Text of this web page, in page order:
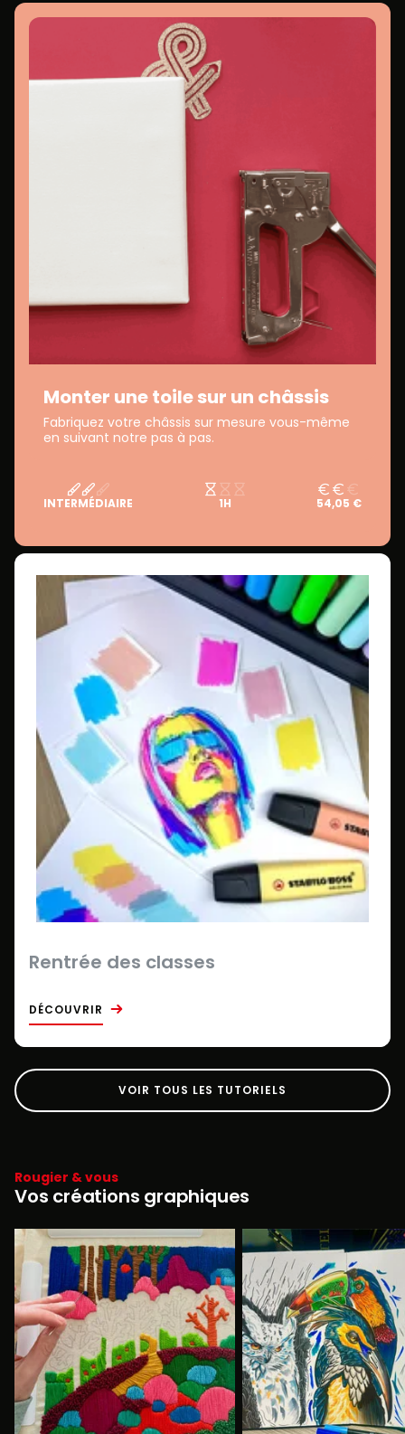
Monter une toile sur un châssis
Fabriquez votre châssis sur mesure vous-même
en suivant notre pas à pas.
INTERMÉDIAIRE 1H 54,05 €
Rentrée des classes
DÉCOUVRIR
VOIR TOUS LES TUTORIELS
Rougier & vous
Vos créations graphiques